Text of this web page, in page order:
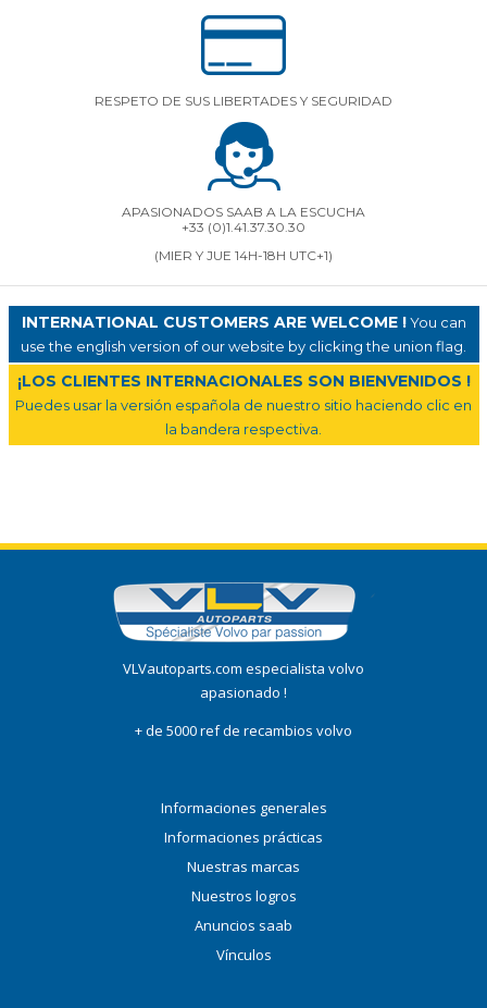
RESPETO DE SUS LIBERTADES Y SEGURIDAD
APASIONADOS SAAB A LA ESCUCHA
+33 (0)1.41.37.30.30
(MIER Y JUE 14H-18H UTC+1)
INTERNATIONAL CUSTOMERS ARE WELCOME !You can
use the english version of our website by clicking the union flag.
¡LOS CLIENTES INTERNACIONALES SON BIENVENIDOS !
Puedes usar la versión española de nuestro sitio haciendo clic en
la bandera respectiva.
VLVautoparts.com especialista volvo
apasionado !
+ de 5000 ref de recambios volvo
Informaciones generales
Informaciones prácticas
Nuestras marcas
Nuestros logros
Anuncios saab
Vínculos